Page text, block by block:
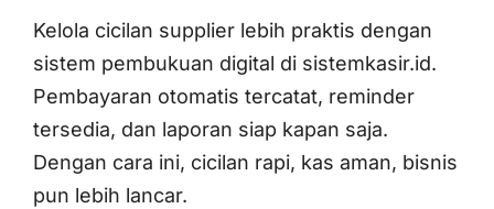
Kelola cicilan supplier lebih praktis dengan
sistem pembukuan digital di sistemkasir.id.
Pembayaran otomatis tercatat, reminder
tersedia, dan laporan siap kapan saja.
Dengan cara ini, cicilan rapi, kas aman, bisnis
pun lebih lancar.